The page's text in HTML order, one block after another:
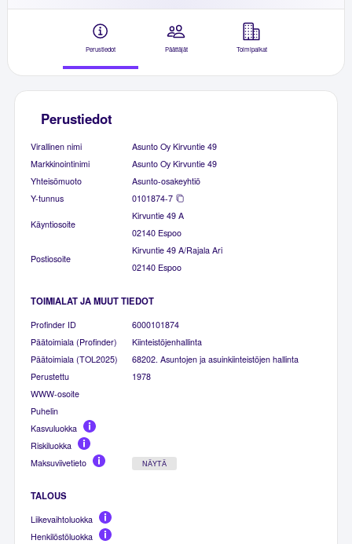
Perustiedot Päättäjät Toimipaikat
Perustiedot
Virallinen nimi
Asunto Oy Kirvuntie 49
Markkinointinimi
Asunto Oy Kirvuntie 49
Yhteisömuoto
Asunto-osakeyhtiö
Y-tunnus
0101874-7
Käyntiosoite
Kirvuntie 49 A
02140 Espoo
Postiosoite
Kirvuntie 49 A/Rajala Ari
02140 Espoo
TOIMIALAT JA MUUT TIEDOT
Profinder ID
6000101874
Päätoimiala (Profinder)
Kiinteistöjenhallinta
Päätoimiala (TOL2025)
68202. Asuntojen ja asuinkiinteistöjen hallinta
Perustettu
1978
WWW-osoite
Puhelin
Kasvuluokka
Riskiluokka
Maksuviivetieto
NÄYTÄ
TALOUS
Liikevaihtoluokka
Henkilöstöluokka